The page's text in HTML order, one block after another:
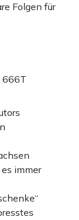
Folgen für
666T
immer